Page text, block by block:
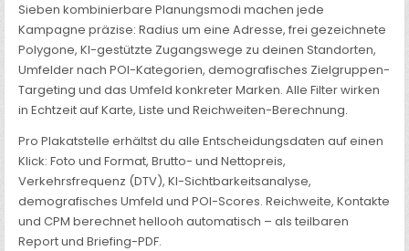
Sieben kombinierbare Planungsmodi machen jede
Kampagne präzise: Radius um eine Adresse, frei gezeichnete
Polygone, KI-gestützte Zugangswege zu deinen Standorten,
Umfelder nach POI-Kategorien, demografisches Zielgruppen-
Targeting und das Umfeld konkreter Marken. Alle Filter wirken
in Echtzeit auf Karte, Liste und Reichweiten-Berechnung.
Pro Plakatstelle erhältst du alle Entscheidungsdaten auf einen
Klick: Foto und Format, Brutto- und Nettopreis,
Verkehrsfrequenz (DTV), KI-Sichtbarkeitsanalyse,
demografisches Umfeld und POI-Scores. Reichweite, Kontakte
und CPM berechnet hellooh automatisch – als teilbaren
Report und Briefing-PDF.